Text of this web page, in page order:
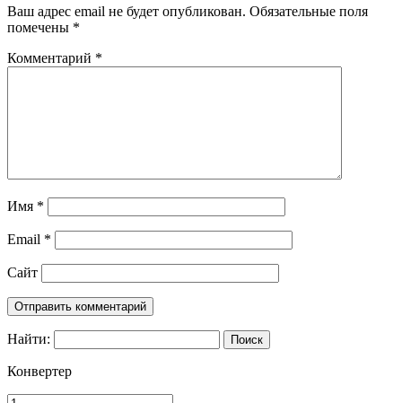
Ваш адрес email не будет опубликован. Обязательные поля
помечены *
Комментарий *
Имя *
Email *
Сайт
Найти:
Конвертер